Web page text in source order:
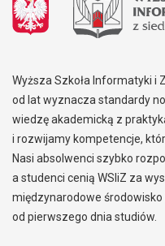
Wyższa Szkoła Informatyki i
od lat wyznacza standardy
wiedzę akademicką z
i rozwijamy kompetencje,
Nasi absolwenci szybko
a studenci cenią WSIiZ za
międzynarodowe
od pierwszego dnia studiów.